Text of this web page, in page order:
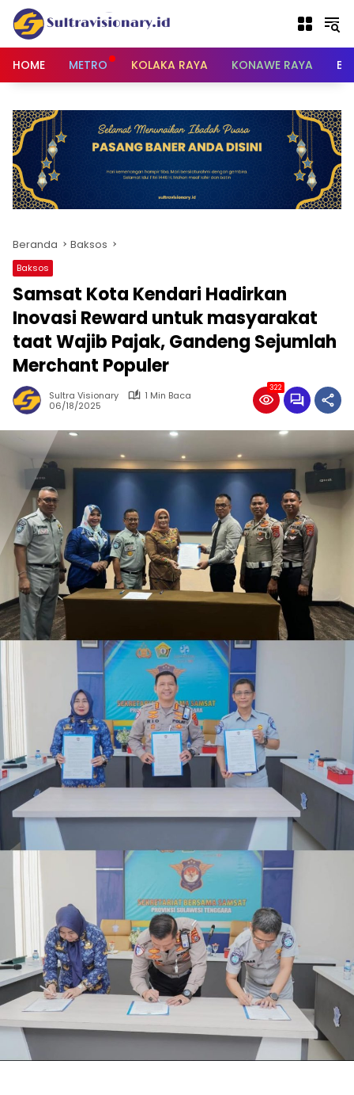
Langsung
konten
HOME
METRO KOLAKA RAYA KONAWE RAYA
Beranda Baksos
Baksos
Samsat Kota Kendari Hadirkan
Inovasi Reward untuk masyarakat
taat Wajib Pajak, Gandeng Sejumlah
Merchant Populer
Sultra Visionary
1 Min Baca
06/18/2025
322